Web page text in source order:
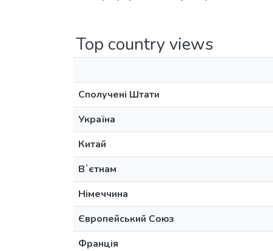
Top country views
Сполучені Штати
Україна
Китай
Вʼєтнам
Німеччина
Європейський Союз
Франція